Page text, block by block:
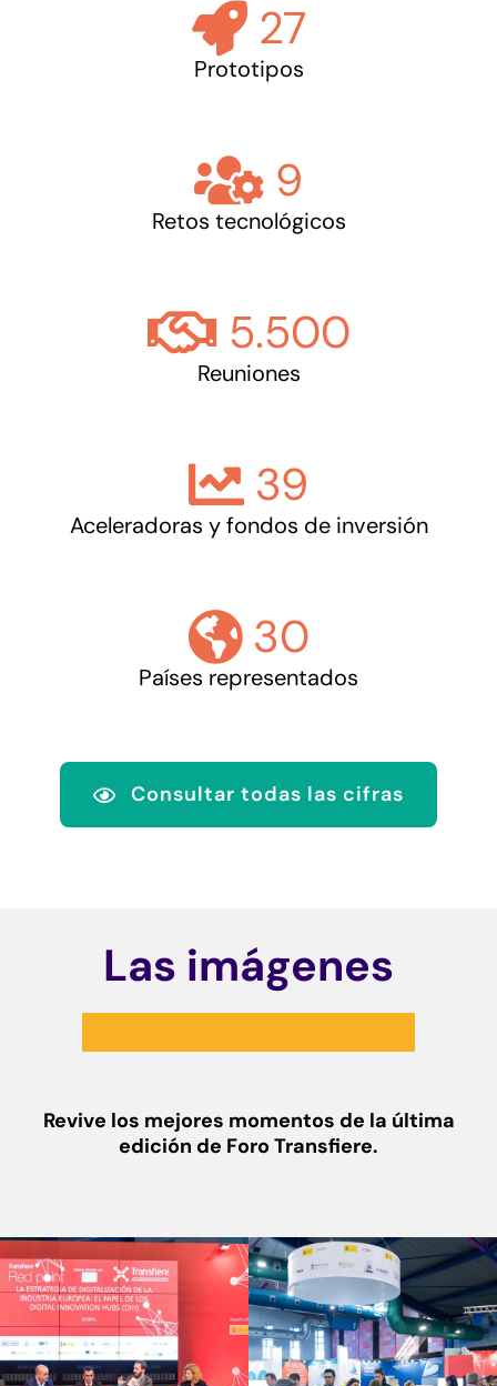
27
Prototipos
9
Retos tecnológicos
5.500
Reuniones
39
Aceleradoras y fondos de inversión
30
Países representados
Consultar todas las cifras
Las imágenes
Revive los mejores momentos de la última
edición de Foro Transfiere.